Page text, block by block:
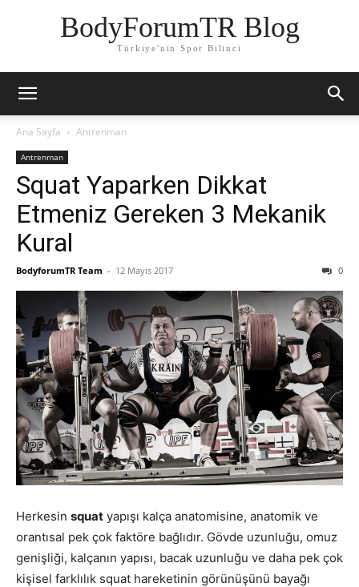
BodyForumTR Blog
Türkiye'nin Spor Bilinci
Ana Sayfa Antrenman
Antrenman
Squat Yaparken Dikkat
Etmeniz Gereken 3 Mekanik
Kural
BodyforumTR Team - 12 Mayıs 2017 0
Herkesin squat yapışı kalça anatomisine, anatomik ve
orantısal pek çok faktöre bağlıdır. Gövde uzunluğu, omuz
genişliği, kalçanın yapısı, bacak uzunluğu ve daha pek çok
kişisel farklılık squat hareketinin görünüşünü bayağı